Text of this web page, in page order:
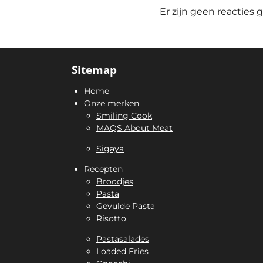
Er zijn geen reacties
Sitemap
Home
Onze merken
Smiling Cook
MAQS About Meat
Sigaya
Recepten
Broodjes
Pasta
Gevulde Pasta
Risotto
Pastasalades
Loaded Fries